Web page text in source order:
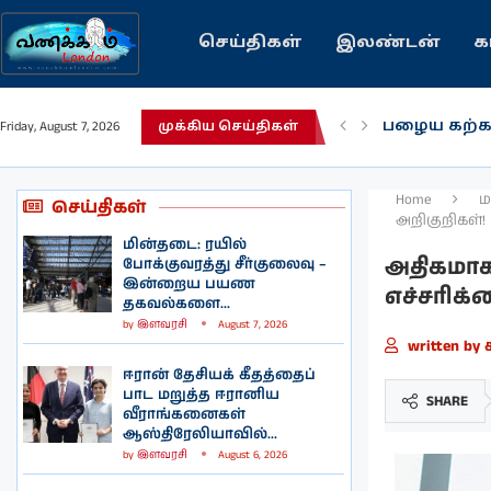
செய்திகள் இலண்டன்
Friday, August 7, 2026 முக்கிய செய்திகள்
பழைய
செய்திகள்
மின்தடை: ரயில்
போக்குவரத்து சீர்குலைவு –
இன்றைய பயண
தகவல்களை...
by இளவரசி August 7, 2026
ஈரான் தேசியக் கீதத்தைப்
பாட மறுத்த ஈரானிய
வீராங்கனைகள்
ஆஸ்திரேலியாவில்...
by இளவரசி August 6, 2026
Home
அறிகுறிகள்!
written by
SHARE